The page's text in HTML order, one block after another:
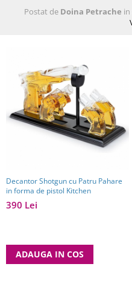
Postat de Doina Petrache in
Decantor Shotgun cu Patru Pahare
in forma de pistol Kitchen
390 Lei
ADAUGA IN COS